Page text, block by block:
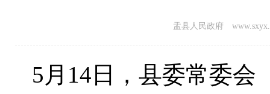
盂县人民政府
5月14日，县委常委会